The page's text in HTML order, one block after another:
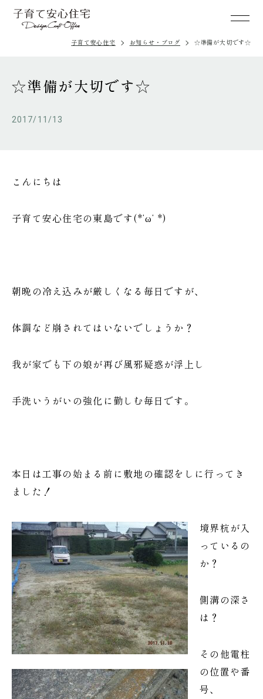
子育て安心住宅 お知らせ・ブログ ☆準備が大切です☆
☆準備が大切です☆
2017/11/13
こんにちは
子育て安心住宅の東島です(*‘ω‘ *)
朝晩の冷え込みが厳しくなる毎日ですが、
体調など崩されてはいないでしょうか？
我が家でも下の娘が再び風邪疑惑が浮上し
手洗いうがいの強化に勤しむ毎日です。
本日は工事の始まる前に敷地の確認をしに行ってき
ました！
境界杭が入
っているの
か？
側溝の深さ
は？
その他電柱
の位置や番
号、